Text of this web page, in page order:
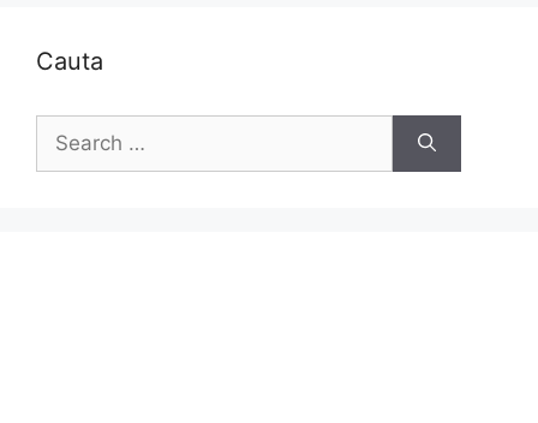
Cauta
Search
for: